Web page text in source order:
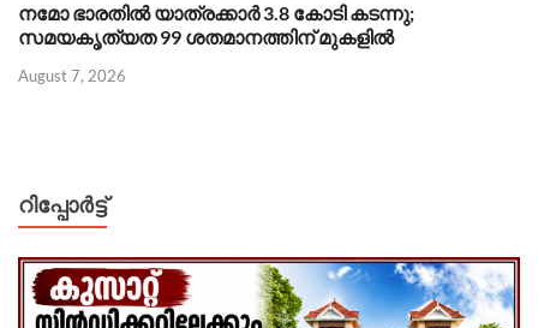
നമോ ഭാരതിൽ യാത്രക്കാർ 3.8 കോടി കടന്നു;
സമയകൃത്യത 99 ശതമാനത്തിന് മുകളിൽ
August 7, 2026
റിപ്പോര്‍ട്ട്